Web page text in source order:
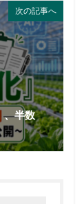
次の記事へ
、半数